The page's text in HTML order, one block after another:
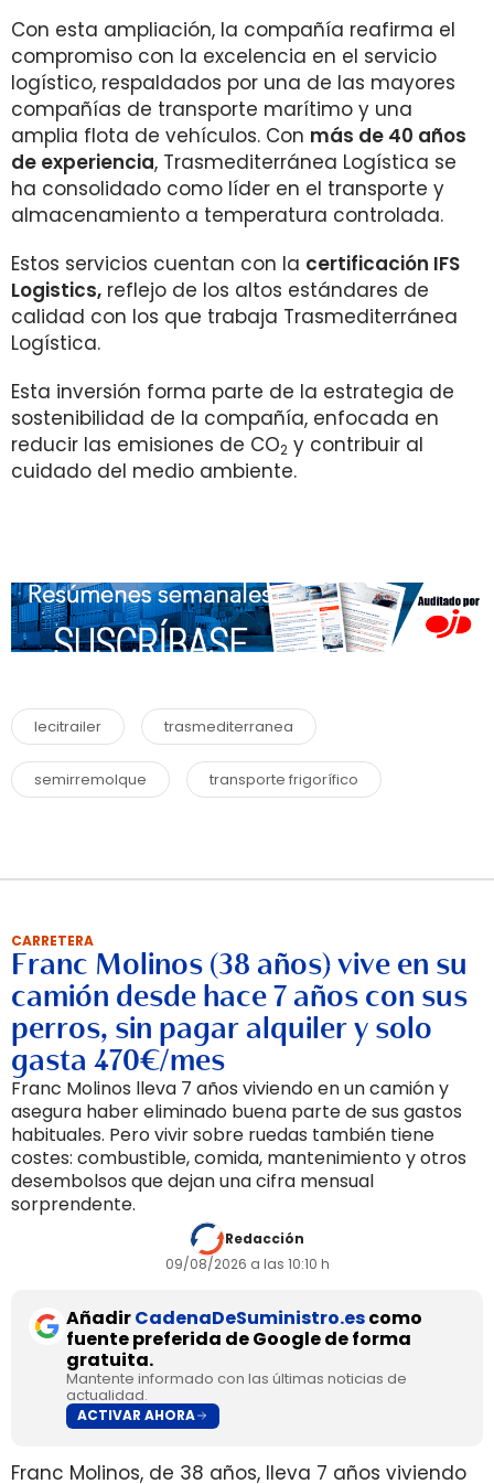
Con esta ampliación, la compañía reafirma el
compromiso con la excelencia en el servicio
logístico, respaldados por una de las mayores
compañías de transporte marítimo y una
amplia flota de vehículos. Con más de 40 años
de experiencia, Trasmediterránea Logística se
ha consolidado como líder en el transporte y
almacenamiento a temperatura controlada.
Estos servicios cuentan con la certificación IFS
Logistics, reflejo de los altos estándares de
calidad con los que trabaja Trasmediterránea
Logística.
Esta inversión forma parte de la estrategia de
sostenibilidad de la compañía, enfocada en
reducir las emisiones de CO2 y contribuir al
cuidado del medio ambiente.
lecitrailer trasmediterranea
semirremolque transporte frigorífico
CARRETERA
Franc Molinos (38 años) vive en su
camión desde hace 7 años con sus
perros, sin pagar alquiler y solo
gasta 470€/mes
Franc Molinos lleva 7 años viviendo en un camión y
asegura haber eliminado buena parte de sus gastos
habituales. Pero vivir sobre ruedas también tiene
costes: combustible, comida, mantenimiento y otros
desembolsos que dejan una cifra mensual
sorprendente.
Redacción
09/08/2026 a las 10:10 h
AñadirCadenaDeSuministro.escomo
fuente preferida de Google de forma
gratuita.
Mantente informado con las últimas noticias de
actualidad.
ACTIVAR AHORA
Franc Molinos, de 38 años, lleva 7 años viviendo